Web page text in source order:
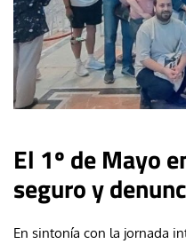
El 1º de Mayo
seguro y
En sintonía con la jornada